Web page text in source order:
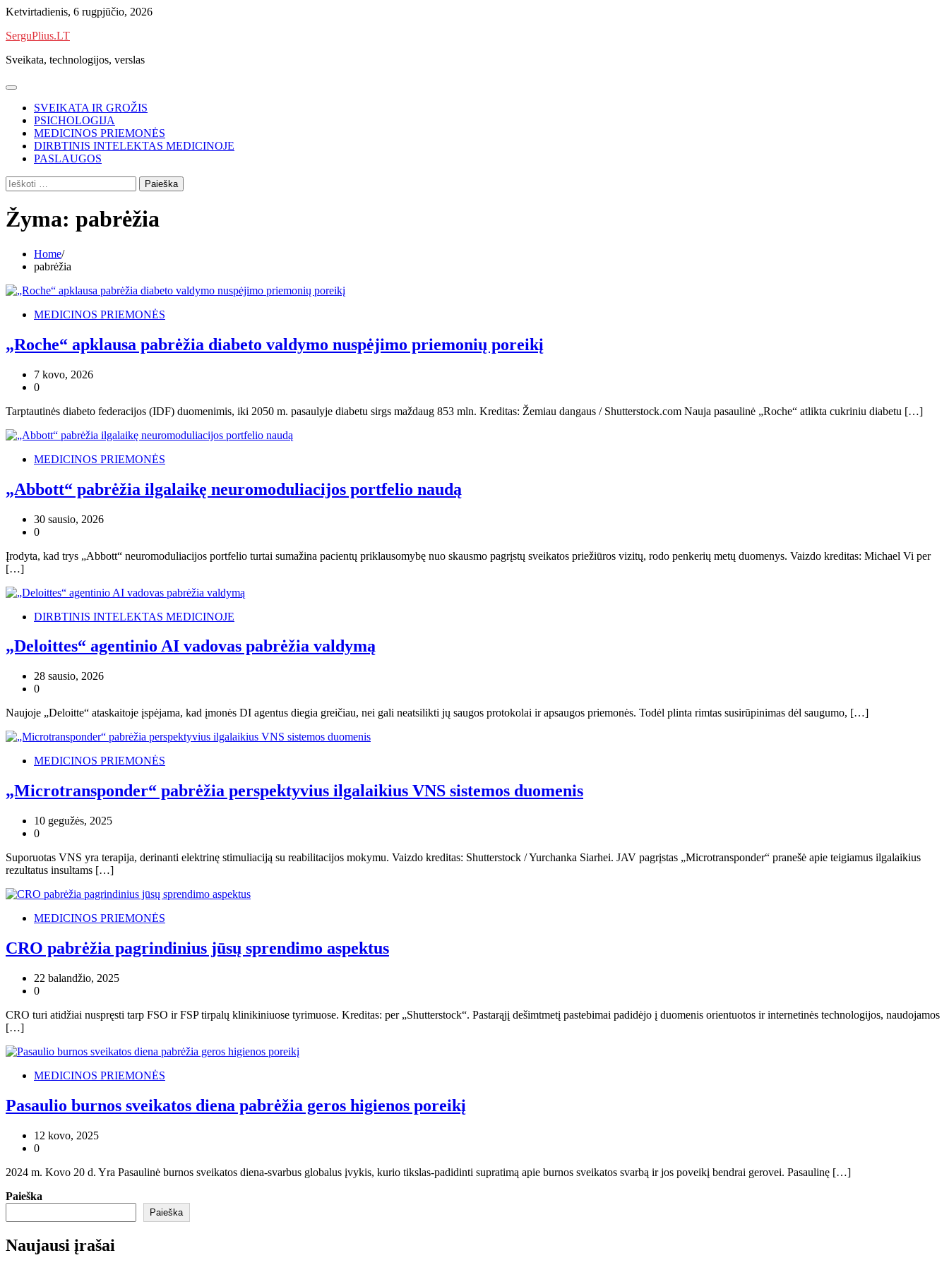
Skip
content
Ketvirtadienis, 6 rugpjūčio, 2026
SerguPlius.LT
Sveikata, technologijos, verslas
SVEIKATA IR GROŽIS
PSICHOLOGIJA
MEDICINOS PRIEMONĖS
DIRBTINIS INTELEKTAS MEDICINOJE
PASLAUGOS
Ieškoti:
Žyma: pabrėžia
Home
pabrėžia
MEDICINOS PRIEMONĖS
„Roche“ apklausa pabrėžia diabeto valdymo nuspėjimo priemonių poreikį
7 kovo, 2026
0
Tarptautinės diabeto federacijos (IDF) duomenimis, iki 2050 m. pasaulyje diabetu sirgs maždaug 853 mln. Kreditas: Žemiau dangaus / Shutterstock.com Nauja pasaulinė „Roche“ atlikta cukriniu diabetu […]
MEDICINOS PRIEMONĖS
„Abbott“ pabrėžia ilgalaikę neuromoduliacijos portfelio naudą
30 sausio, 2026
0
Įrodyta, kad trys „Abbott“ neuromoduliacijos portfelio turtai sumažina pacientų priklausomybę nuo skausmo pagrįstų sveikatos priežiūros vizitų, rodo penkerių metų duomenys. Vaizdo kreditas: Michael Vi per
[…]
DIRBTINIS INTELEKTAS MEDICINOJE
„Deloittes“ agentinio AI vadovas pabrėžia valdymą
28 sausio, 2026
0
Naujoje „Deloitte“ ataskaitoje įspėjama, kad įmonės DI agentus diegia greičiau, nei gali neatsilikti jų saugos protokolai ir apsaugos priemonės. Todėl plinta rimtas susirūpinimas dėl saugumo, […]
MEDICINOS PRIEMONĖS
„Microtransponder“ pabrėžia perspektyvius ilgalaikius VNS sistemos duomenis
10 gegužės, 2025
0
Suporuotas VNS yra terapija, derinanti elektrinę stimuliaciją su reabilitacijos mokymu. Vaizdo kreditas: Shutterstock / Yurchanka Siarhei. JAV pagrįstas „Microtransponder“ pranešė apie teigiamus ilgalaikius
rezultatus insultams […]
MEDICINOS PRIEMONĖS
CRO pabrėžia pagrindinius jūsų sprendimo aspektus
22 balandžio, 2025
0
CRO turi atidžiai nuspręsti tarp FSO ir FSP tirpalų klinikiniuose tyrimuose. Kreditas: per „Shutterstock“. Pastarąjį dešimtmetį pastebimai padidėjo į duomenis orientuotos ir internetinės technologijos, naudojamos
[…]
MEDICINOS PRIEMONĖS
Pasaulio burnos sveikatos diena pabrėžia geros higienos poreikį
12 kovo, 2025
0
2024 m. Kovo 20 d. Yra Pasaulinė burnos sveikatos diena-svarbus globalus įvykis, kurio tikslas-padidinti supratimą apie burnos sveikatos svarbą ir jos poveikį bendrai gerovei. Pasaulinę […]
Paieška
Paieška
Naujausi įrašai